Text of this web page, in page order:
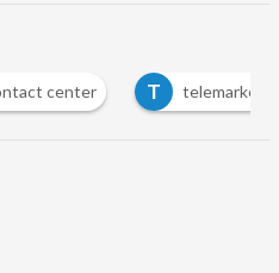
T telemarketing